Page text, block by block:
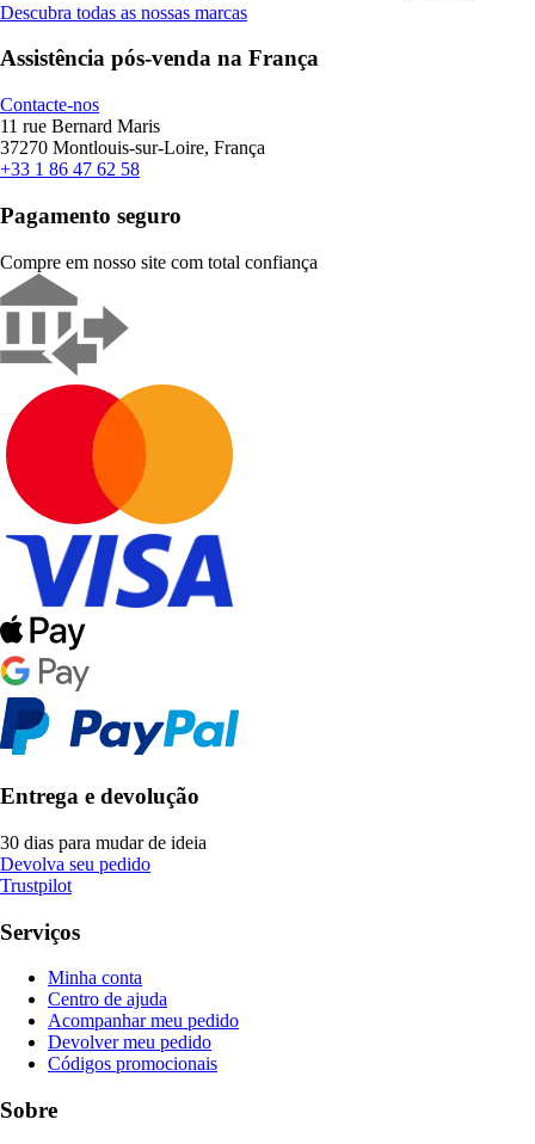
Descubra todas as nossas marcas
Assistência pós-venda na França
Contacte-nos
11 rue Bernard Maris
37270 Montlouis-sur-Loire, França
+33 1 86 47 62 58
Pagamento seguro
Compre em nosso site com total confiança
Entrega e devolução
30 dias para mudar de ideia
Devolva seu pedido
Trustpilot
Serviços
Minha conta
Centro de ajuda
Acompanhar meu pedido
Devolver meu pedido
Códigos promocionais
Sobre